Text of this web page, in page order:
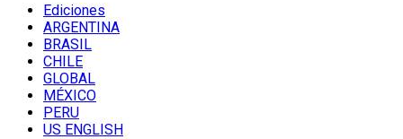
Ediciones
ARGENTINA
BRASIL
CHILE
GLOBAL
MÉXICO
PERU
US ENGLISH